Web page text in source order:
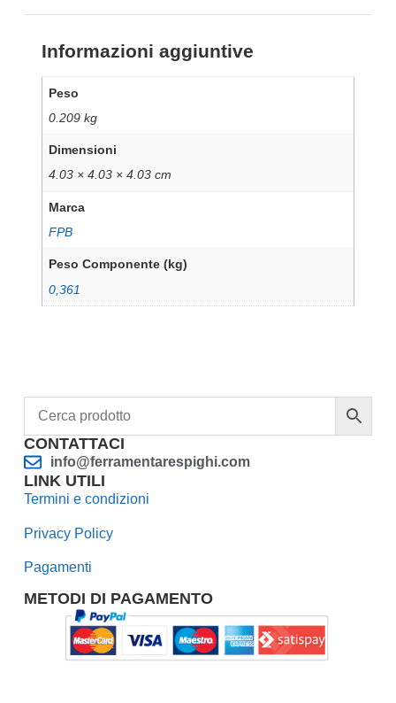
Informazioni aggiuntive
Peso
0.209 kg
Dimensioni
4.03 × 4.03 × 4.03 cm
Marca
FPB
Peso Componente (kg)
0,361
CONTATTACI
info@ferramentarespighi.com
LINK UTILI
Termini e condizioni
Privacy Policy
Pagamenti
METODI DI PAGAMENTO